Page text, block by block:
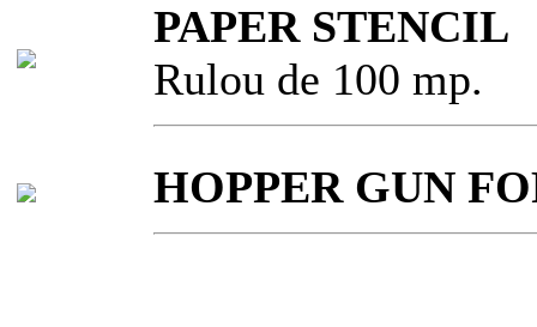
PAPER STENCIL
Rulou de 100 mp.
HOPPER GUN